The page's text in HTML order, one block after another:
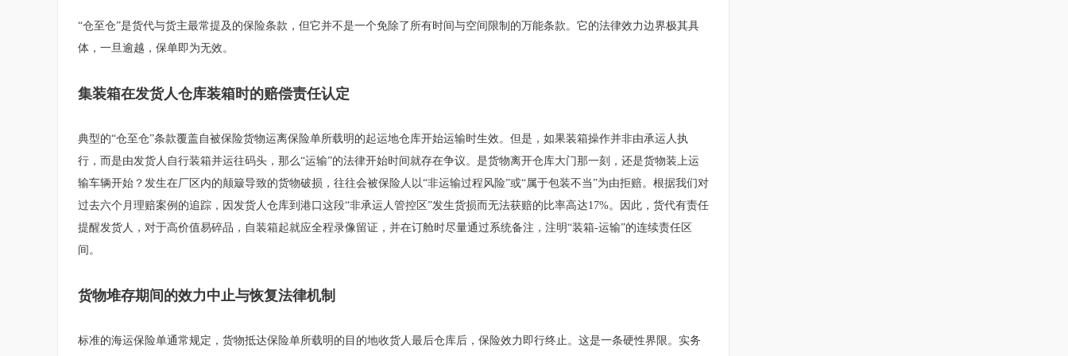
“仓至仓”是货代与货主最常提及的保险条款，但它并不是一个免除了所有时间与空间限制的万能条款。它的法律效力边界极其具
体，一旦逾越，保单即为无效。
集装箱在发货人仓库装箱时的赔偿责任认定
典型的“仓至仓”条款覆盖自被保险货物运离保险单所载明的起运地仓库开始运输时生效。但是，如果装箱操作并非由承运人执
行，而是由发货人自行装箱并运往码头，那么“运输”的法律开始时间就存在争议。是货物离开仓库大门那一刻，还是货物装上运
输车辆开始？发生在厂区内的颠簸导致的货物破损，往往会被保险人以“非运输过程风险”或“属于包装不当”为由拒赔。根据我们对
过去六个月理赔案例的追踪，因发货人仓库到港口这段“非承运人管控区”发生货损而无法获赔的比率高达17%。因此，货代有责任
提醒发货人，对于高价值易碎品，自装箱起就应全程录像留证，并在订舱时尽量通过系统备注，注明“装箱-运输”的连续责任区
间。
货物堆存期间的效力中止与恢复法律机制
标准的海运保险单通常规定，货物抵达保险单所载明的目的地收货人最后仓库后，保险效力即行终止。这是一条硬性界限。实务